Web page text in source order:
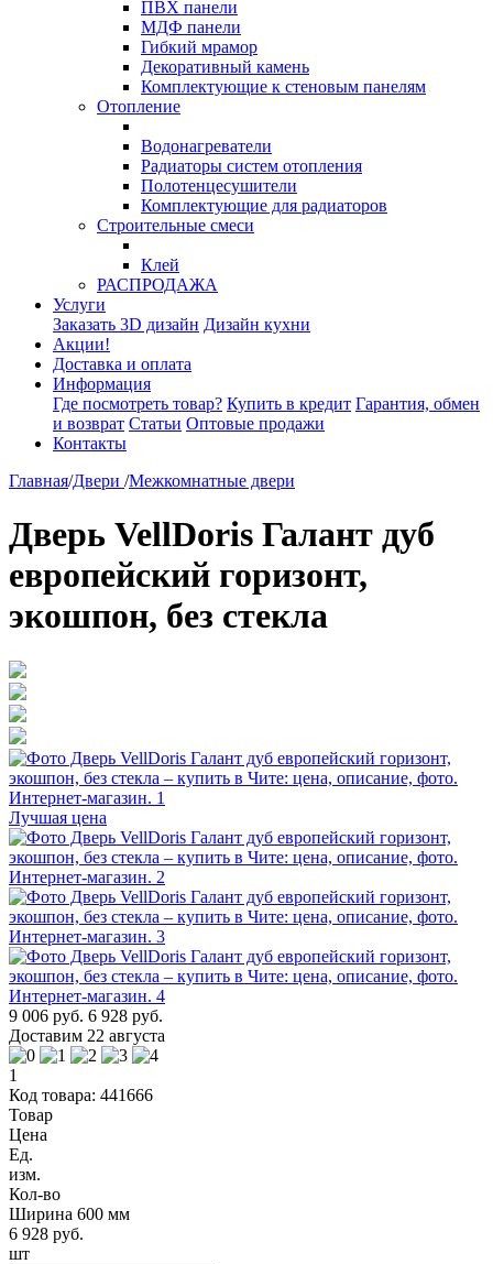
ПВХ панели
МДФ панели
Гибкий мрамор
Декоративный камень
Комплектующие к стеновым панелям
Отопление
Водонагреватели
Радиаторы систем отопления
Полотенцесушители
Комплектующие для радиаторов
Строительные смеси
Клей
РАСПРОДАЖА
Услуги
Заказать 3D дизайн Дизайн кухни
Акции!
Доставка и оплата
Информация
Где посмотреть товар? Купить в кредит Гарантия, обмен
и возврат Статьи Оптовые продажи
Контакты
Главная/Двери /Межкомнатные двери
Дверь VellDoris Галант дуб
европейский горизонт,
экошпон, без стекла
Лучшая цена
9 006 руб. 6 928 руб.
Доставим 22 августа
1
Код товара: 441666
Товар
Цена
Ед.
изм.
Кол-во
Ширина 600 мм
6 928 руб.
шт